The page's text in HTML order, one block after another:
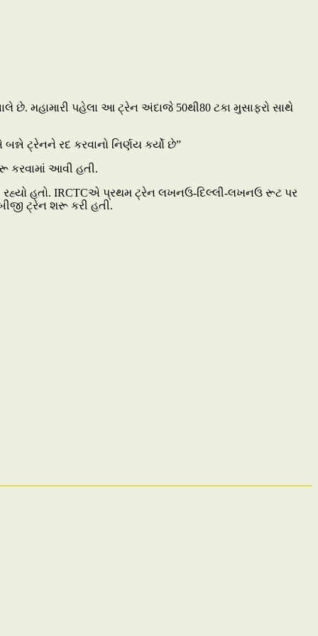
મહામારી પહેલા આ ટ્રેન અંદાજે 50થી80 ટકા મુસાફરો સાથે
ટ્રેનને રદ કરવાનો નિર્ણય કર્યો છે”
કરવામાં આવી હતી.
હતો. IRCTCએ પ્રથમ ટ્રેન લખનઉ-દિલ્લી-લખનઉ રૂટ પર
ટ્રેન શરૂ કરી હતી.